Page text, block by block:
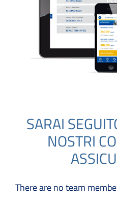
SARAI
NOSTRI
There are no team